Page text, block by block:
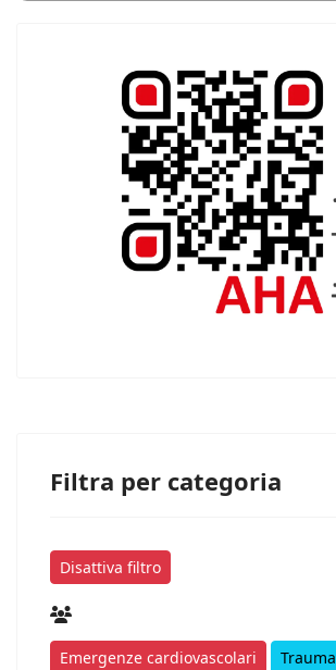
Filtra per categoria
Disattiva filtro
Emergenze cardiovascolari
Trauma